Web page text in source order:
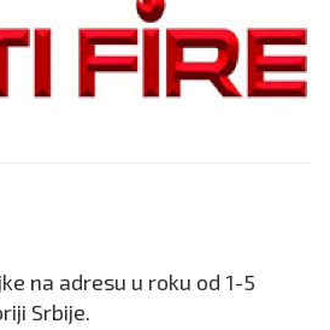
na adresu u roku od 1-5
Srbije.